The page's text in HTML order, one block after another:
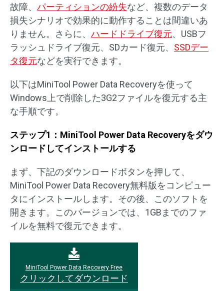
故障、 パーティションの紛失など、複数のデータ
損失シナリオで効果的に動作することは間違いあ
りません。さらに、 ハードドライブ復元、USBフ
ラッシュドライブ復元、SDカード復元、 SSDデー
タ復元などを実行できます。
以下はMiniTool Power Data Recoveryを使って
Windows上で削除した3G2ファイルを復元する主
な手順です。
ステップ1：MiniTool Power Data Recoveryをダウ
ンロードしてインストールする
まず、下記のダウンロードボタンを押して、
MiniTool Power Data Recovery無料版をコンピュー
タにインストールします。その後、このソフトを
開きます。このバージョンでは、1GBまでのファ
イルを無料で復元できます。
MiniTool Power Data Recovery Free
クリックしてダウンロード